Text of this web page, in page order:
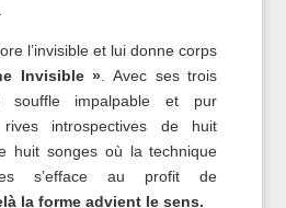
l’invisible et lui donne corps
Invisible » . Avec ses trois
souffle impalpable et pur
introspectives de huit
huit songes où la technique
s’efface au profit de
la forme advient le sens.